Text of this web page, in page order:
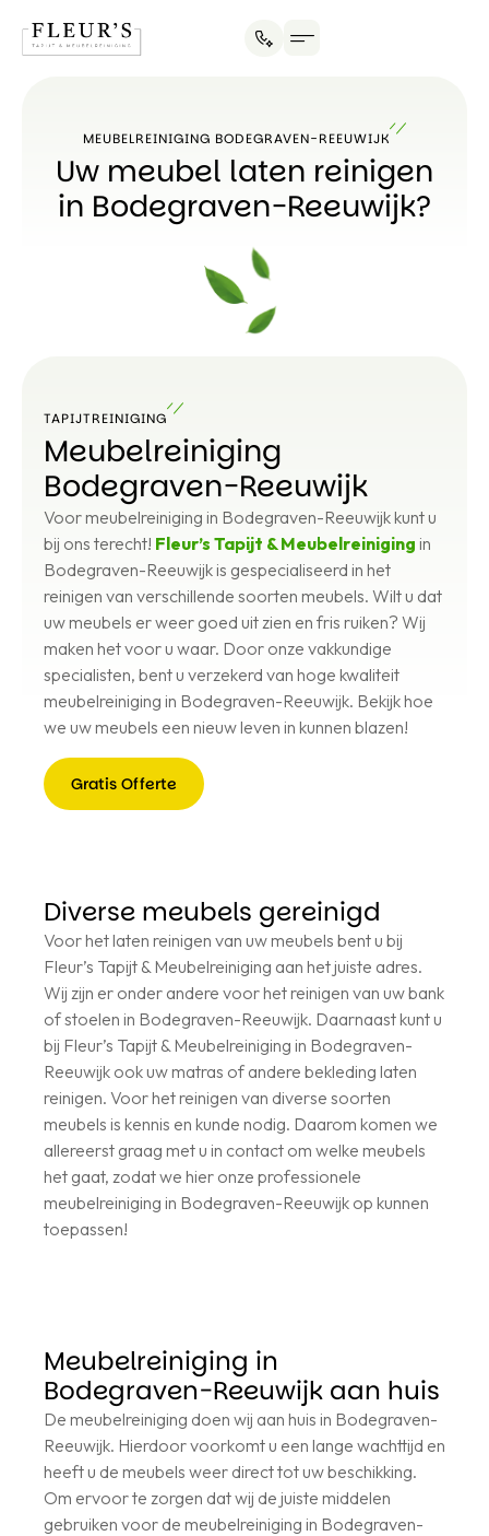
MEUBELREINIGING BODEGRAVEN-REEUWIJK
Uw meubel laten reinigen
in Bodegraven-Reeuwijk?
TAPIJTREINIGING
Meubelreiniging
Bodegraven-Reeuwijk
Voor meubelreiniging in Bodegraven-Reeuwijk kunt u
bij ons terecht! Fleur’s Tapijt & Meubelreiniging in
Bodegraven-Reeuwijk is gespecialiseerd in het
reinigen van verschillende soorten meubels. Wilt u dat
uw meubels er weer goed uit zien en fris ruiken? Wij
maken het voor u waar. Door onze vakkundige
specialisten, bent u verzekerd van hoge kwaliteit
meubelreiniging in Bodegraven-Reeuwijk. Bekijk hoe
we uw meubels een nieuw leven in kunnen blazen!
Gratis Offerte
Diverse meubels gereinigd
Voor het laten reinigen van uw meubels bent u bij
Fleur’s Tapijt & Meubelreiniging aan het juiste adres.
Wij zijn er onder andere voor het reinigen van uw bank
of stoelen in Bodegraven-Reeuwijk. Daarnaast kunt u
bij Fleur’s Tapijt & Meubelreiniging in Bodegraven-
Reeuwijk ook uw matras of andere bekleding laten
reinigen. Voor het reinigen van diverse soorten
meubels is kennis en kunde nodig. Daarom komen we
allereerst graag met u in contact om welke meubels
het gaat, zodat we hier onze professionele
meubelreiniging in Bodegraven-Reeuwijk op kunnen
toepassen!
Meubelreiniging in
Bodegraven-Reeuwijk aan huis
De meubelreiniging doen wij aan huis in Bodegraven-
Reeuwijk. Hierdoor voorkomt u een lange wachttijd en
heeft u de meubels weer direct tot uw beschikking.
Om ervoor te zorgen dat wij de juiste middelen
gebruiken voor de meubelreiniging in Bodegraven-